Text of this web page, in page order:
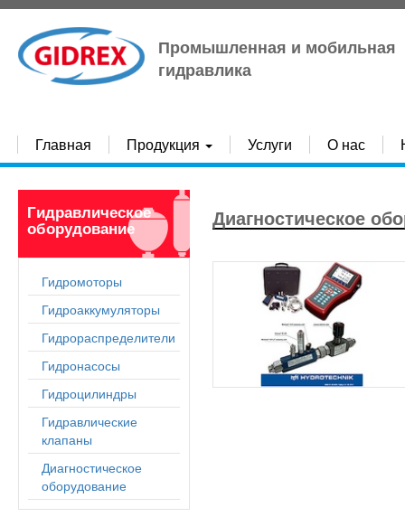
Промышленная и мобильная
гидравлика
Главная Продукция Услуги О нас
Гидравлическое
оборудование
Гидромоторы
Гидроаккумуляторы
Гидрораспределители
Гидронасосы
Гидроцилиндры
Гидравлические
клапаны
Диагностическое
оборудование
Диагностическое